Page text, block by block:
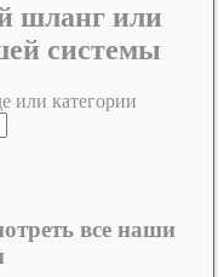
шланг или
системы
или категории
все наши